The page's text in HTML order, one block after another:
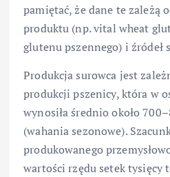
pamiętać, że dane te zależą
produktu (np. vital wheat
glutenu pszennego) i źródeł
Produkcja surowca jest
produkcji pszenicy, która w
wynosiła średnio około
(wahania sezonowe).
produkowanego
wartości rzędu setek tysięcy